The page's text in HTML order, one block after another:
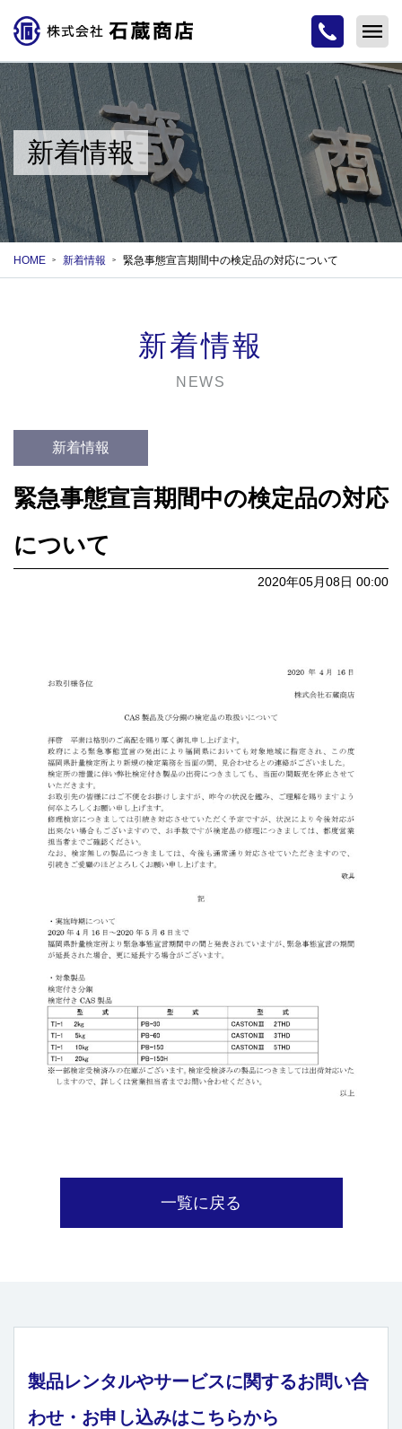
新着情報
HOME 新着情報 緊急事態宣言期間中の検定品の対応について
新着情報
NEWS
新着情報
緊急事態宣言期間中の検定品の対応
について
2020年05月08日 00:00
一覧に戻る
製品レンタルやサービスに関するお問い合
わせ・お申し込みはこちらから